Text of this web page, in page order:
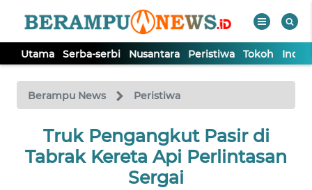
Utama Serba-serbi Nusantara Peristiwa Tokoh
Berampu News Peristiwa
Truk Pengangkut Pasir di
Tabrak Kereta Api Perlintasan
Sergai
Tutup
UTAMA